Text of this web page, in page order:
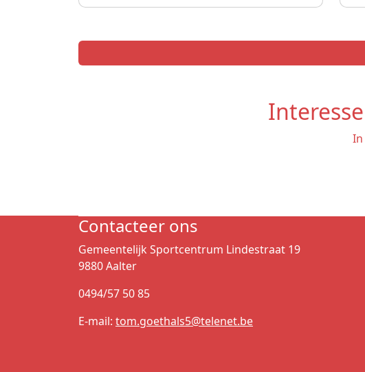
Contacteer ons
Gemeentelijk Sportcentrum Lindestraat 19
9880 Aalter
0494/57 50 85
E-mail: tom.goethals5@telenet.be